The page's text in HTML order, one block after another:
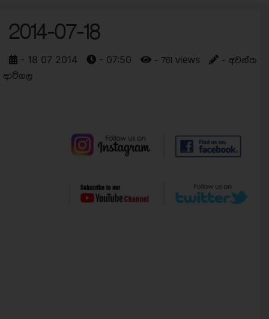
2014-07-18
- 18 07 2014 - 07:50 - 761 views
- අවන්ත
ආටිගල